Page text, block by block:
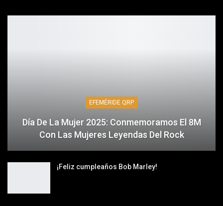
EFEMÉRIDE QRP
Día De La Mujer 2025: Conmemoramos El 8M
Con Las Mujeres Leyendas Del Rock
¡Feliz cumpleaños Bob Marley!